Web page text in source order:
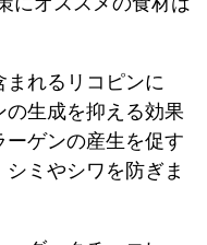
まれるリコピンに
生成を抑える効果
ーゲンの産生を促す
ミやシワを防ぎま